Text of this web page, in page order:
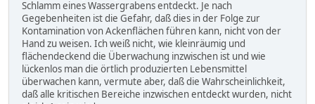
Schlamm eines Wassergrabens entdeckt. Je nach
Gegebenheiten ist die Gefahr, daß dies in der Folge zur
Kontamination von Ackenflächen führen kann, nicht von der
Hand zu weisen. Ich weiß nicht, wie kleinräumig und
flächendeckend die Überwachung inzwischen ist und wie
lückenlos man die örtlich produzierten Lebensmittel
überwachen kann, vermute aber, daß die Wahrscheinlichkeit,
daß alle kritischen Bereiche inzwischen entdeckt wurden, nicht